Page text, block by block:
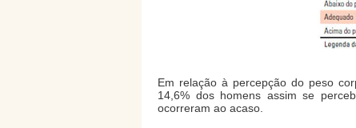
Em relação à percepção do peso
14,6% dos homens assim se
ocorreram ao acaso.